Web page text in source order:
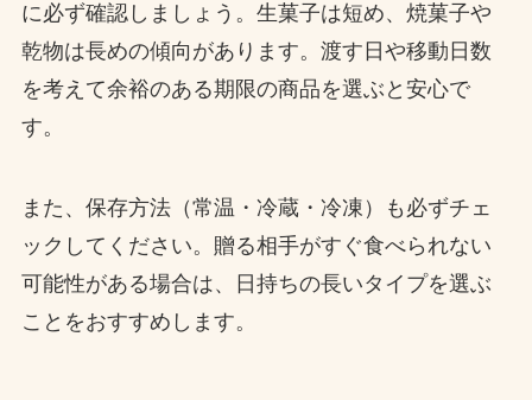
に必ず確認しましょう。生菓子は短め、焼菓子や
乾物は長めの傾向があります。渡す日や移動日数
を考えて余裕のある期限の商品を選ぶと安心で
す。
また、保存方法（常温・冷蔵・冷凍）も必ずチェ
ックしてください。贈る相手がすぐ食べられない
可能性がある場合は、日持ちの長いタイプを選ぶ
ことをおすすめします。